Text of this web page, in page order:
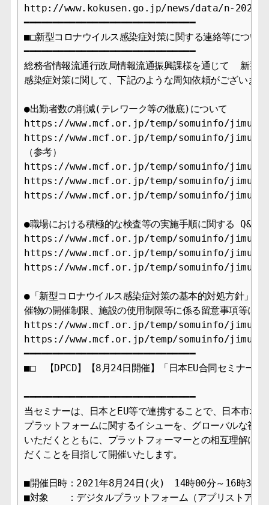
http://www.kokusen.go.jp/news/data/n-
━━━━━━━━━━━━━━━━━━━━━━━━━━━━━━
■□新型コロナウイルス感染症対策に関する連絡等につい
━━━━━━━━━━━━━━━━━━━━━━━━━━━━━━
総務省情報流通行政局情報流通振興課様を通じて  新型
感染症対策に関して、下記のような周知依頼がございま
●出勤者数の削減(テレワーク等の徹底)について
https://www.mcf.or.jp/temp/somuinfo/
https://www.mcf.or.jp/temp/somuinfo/
（参考）
https://www.mcf.or.jp/temp/somuinfo/
https://www.mcf.or.jp/temp/somuinfo/
https://www.mcf.or.jp/temp/somuinfo/
●職場における積極的な検査等の実施手順に関する Q&A
https://www.mcf.or.jp/temp/somuinfo/
https://www.mcf.or.jp/temp/somuinfo/
https://www.mcf.or.jp/temp/somuinfo/
●「新型コロナウイルス感染症対策の基本的対処方針」に
催物の開催制限、施設の使用制限等に係る留意事項等につ
https://www.mcf.or.jp/temp/somuinfo/
https://www.mcf.or.jp/temp/somuinfo/
━━━━━━━━━━━━━━━━━━━━━━━━━━━━━━
━━━━━━━━━━━━━━━━━━━━━━━━━━━━━━
当セミナーは、日本とEU等で連携することで、日本市場
プラットフォームに関するイシューを、グローバルな視点
いただくとともに、プラットフォーマーとの相互理解に役
だくことを目指して開催いたします。
■開催日時：2021年8月24日(火)　14時00分～16時30分
■対象　　：デジタルプラットフォーム（アプリストア）